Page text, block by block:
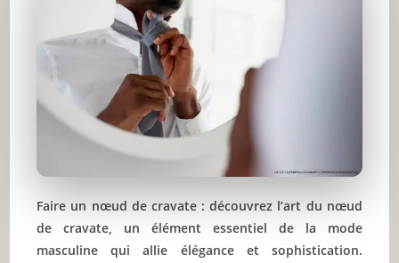
Partager l'amour
Faire un nœud de cravate : découvrez l’art du nœud
de cravate, un élément essentiel de la mode
masculine qui allie élégance et sophistication.